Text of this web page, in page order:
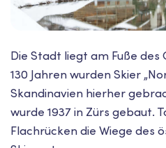
Die Stadt liegt am Fuße des
130 Jahren wurden Skier
Skandinavien hierher
wurde 1937 in Zürs gebaut.
Flachrücken die Wiege des